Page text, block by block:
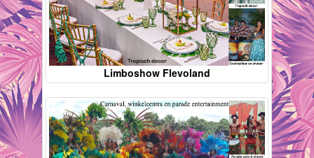
Limboshow Flevoland